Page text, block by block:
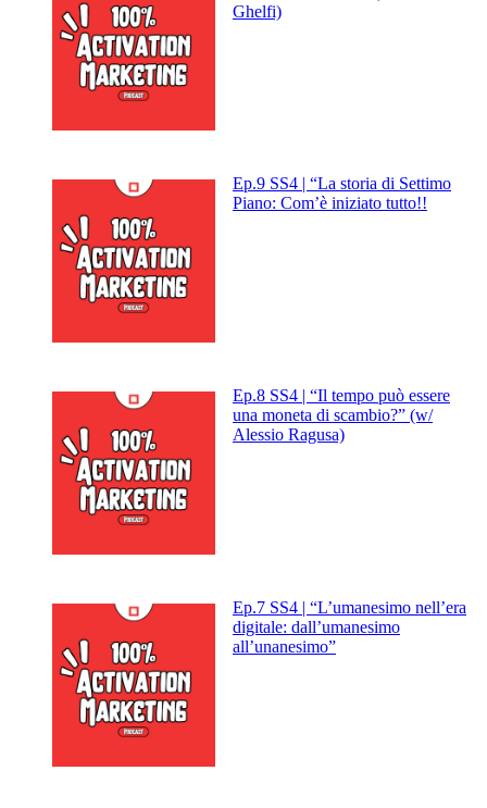
Ghelfi)
Ep.9 SS4 | “La storia di Settimo
Piano: Com’è iniziato tutto!!
Ep.8 SS4 | “Il tempo può essere
una moneta di scambio?” (w/
Alessio Ragusa)
Ep.7 SS4 | “L’umanesimo nell’era
digitale: dall’umanesimo
all’unanesimo”